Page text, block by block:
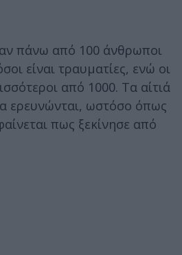
πάνω από 100 άνθρωποι
είναι τραυματίες, ενώ οι
από 1000. Τα αίτιά
ερευνώνται, ωστόσο όπως
πως ξεκίνησε από